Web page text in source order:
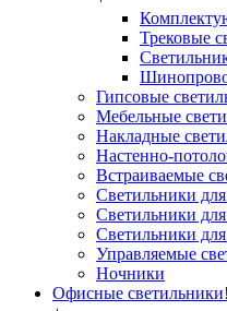
Трековые
Гипсовые
Мебельные
Накладные
Настенно-
Встраиваемые
Светильники
Светильники
Светильники
Управляемые
Ночники
Офисные светильники!